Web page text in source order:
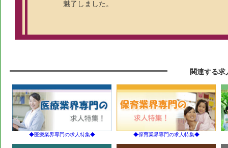
魅了しました。
関連する求
◆医療業界専門の求人特集◆ ◆保育業界専門の求人特集◆